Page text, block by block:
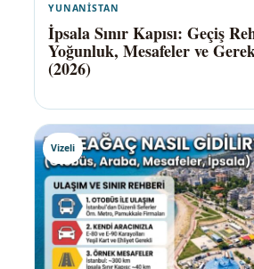
YUNANISTAN
İpsala Sınır Kapısı: Geçiş
Yoğunluk, Mesafeler ve
(2026)
Vizeli